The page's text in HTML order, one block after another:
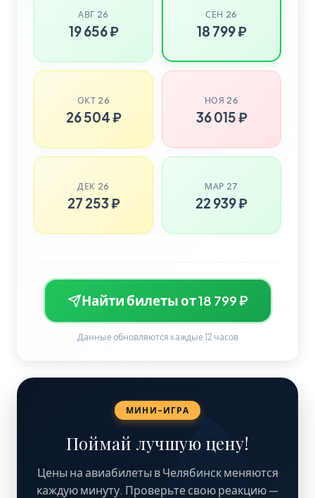
АВГ 26
19 656 ₽
СЕН 26
18 799 ₽
ОКТ 26
26 504 ₽
НОЯ 26
36 015 ₽
ДЕК 26
27 253 ₽
МАР 27
22 939 ₽
Найти билеты от 18 799 ₽
Данные обновляются каждые 12 часов
МИНИ-ИГРА
Поймай лучшую цену!
Цены на авиабилеты в Челябинск меняются
каждую минуту. Проверьте свою реакцию —